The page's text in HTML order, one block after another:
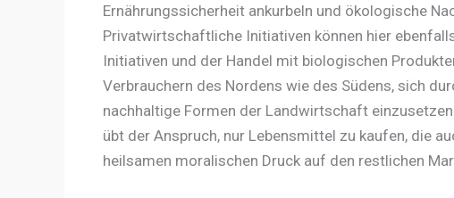
Ernährungssicherheit ankurbeln und ökologische
Privatwirtschaftliche Initiativen können hier
Initiativen und der Handel mit biologischen
Verbrauchern des Nordens wie des Südens, sich
nachhaltige Formen der Landwirtschaft
übt der Anspruch, nur Lebensmittel zu kaufen, die
heilsamen moralischen Druck auf den restlichen